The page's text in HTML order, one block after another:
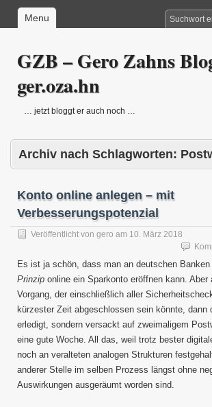
Menu
GZB – Gero Zahns
ger.oza.hn
… jetzt bloggt er auch noch …
Archiv nach Schlagworten:
Konto online anlegen – mit
Verbesserungspotenzial
Veröffentlicht von gero am 10. März 2018
Es ist ja schön, dass man an deutschen
Prinzip online ein Sparkonto eröffnen kann.
Vorgang, der einschließlich aller
kürzester Zeit abgeschlossen sein könnte, dann
erledigt, sondern versackt auf zweimaligem
eine gute Woche. All das, weil trotz bester
noch an veralteten analogen Strukturen
anderer Stelle im selben Prozess längst ohne
Auswirkungen ausgeräumt worden sind.